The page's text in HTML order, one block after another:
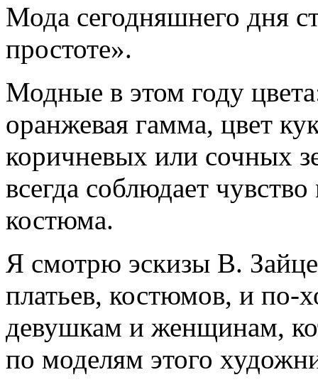
Мода сегодняшнего дня
простоте».
Модные в этом году
оранжевая гамма, цвет
коричневых или сочных
всегда соблюдает
костюма.
Я смотрю эскизы В.
платьев, костюмов, и
девушкам и женщинам,
по моделям этого